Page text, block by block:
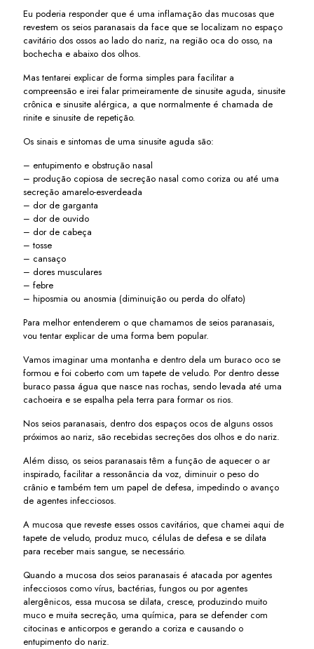
Eu poderia responder que é uma inflamação das mucosas que
revestem os seios paranasais da face que se localizam no espaço
cavitário dos ossos ao lado do nariz, na região oca do osso, na
bochecha e abaixo dos olhos.
Mas tentarei explicar de forma simples para facilitar a
compreensão e irei falar primeiramente de sinusite aguda, sinusite
crônica e sinusite alérgica, a que normalmente é chamada de
rinite e sinusite de repetição.
Os sinais e sintomas de uma sinusite aguda são:
– entupimento e obstrução nasal
– produção copiosa de secreção nasal como coriza ou até uma
secreção amarelo-esverdeada
– dor de garganta
– dor de ouvido
– dor de cabeça
– tosse
– cansaço
– dores musculares
– febre
– hiposmia ou anosmia (diminuição ou perda do olfato)
Para melhor entenderem o que chamamos de seios paranasais,
vou tentar explicar de uma forma bem popular.
Vamos imaginar uma montanha e dentro dela um buraco oco se
formou e foi coberto com um tapete de veludo. Por dentro desse
buraco passa água que nasce nas rochas, sendo levada até uma
cachoeira e se espalha pela terra para formar os rios.
Nos seios paranasais, dentro dos espaços ocos de alguns ossos
próximos ao nariz, são recebidas secreções dos olhos e do nariz.
Além disso, os seios paranasais têm a função de aquecer o ar
inspirado, facilitar a ressonância da voz, diminuir o peso do
crânio e também tem um papel de defesa, impedindo o avanço
de agentes infecciosos.
A mucosa que reveste esses ossos cavitários, que chamei aqui de
tapete de veludo, produz muco, células de defesa e se dilata
para receber mais sangue, se necessário.
Quando a mucosa dos seios paranasais é atacada por agentes
infecciosos como vírus, bactérias, fungos ou por agentes
alergênicos, essa mucosa se dilata, cresce, produzindo muito
muco e muita secreção, uma química, para se defender com
citocinas e anticorpos e gerando a coriza e causando o
entupimento do nariz.